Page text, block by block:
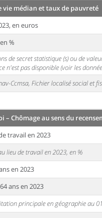
vie médian et taux de pauvreté
en euros
%
de secret statistique (s) ou de
n'est pas disponible (voir les
Ccmsa, Fichier localisé social et
– Chômage au sens du
travail en 2023
lieu de travail en 2023, en %
en 2023
ans en 2023
principale en géographie au